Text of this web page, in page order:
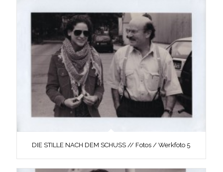
DIE STILLE NACH DEM SCHUSS // Fotos / Werkfoto 5